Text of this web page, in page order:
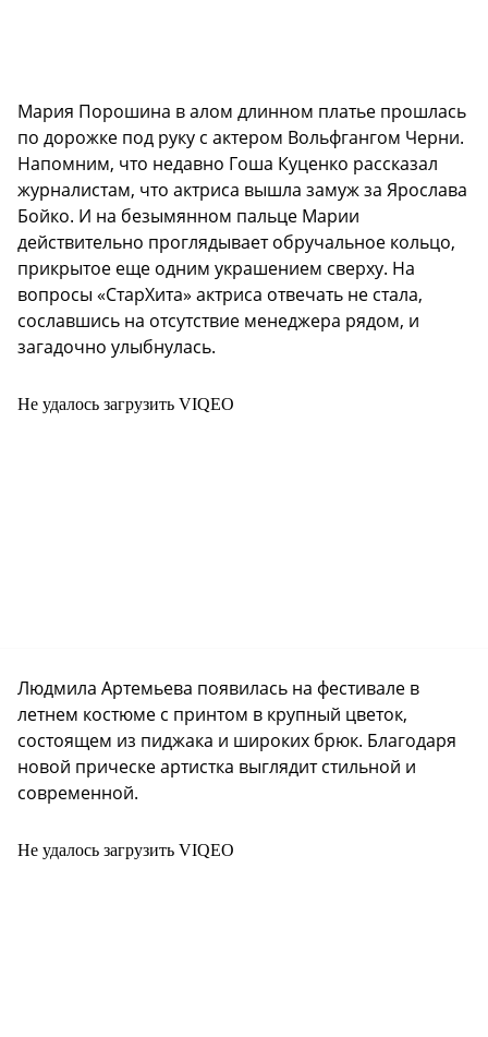
Мария Порошина в алом длинном платье прошлась
по дорожке под руку с актером Вольфгангом Черни.
Напомним, что недавно Гоша Куценко рассказал
журналистам, что актриса вышла замуж за Ярослава
Бойко. И на безымянном пальце Марии
действительно проглядывает обручальное кольцо,
прикрытое еще одним украшением сверху. На
вопросы «СтарХита» актриса отвечать не стала,
сославшись на отсутствие менеджера рядом, и
загадочно улыбнулась.
Не удалось загрузить VIQEO
Людмила Артемьева появилась на фестивале в
летнем костюме с принтом в крупный цветок,
состоящем из пиджака и широких брюк. Благодаря
новой прическе артистка выглядит стильной и
современной.
Не удалось загрузить VIQEO